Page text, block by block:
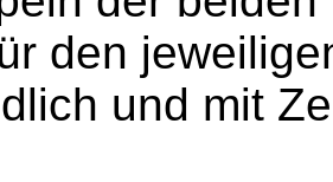
den
und mit